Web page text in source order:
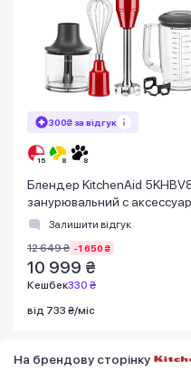
300₴ за відгук
Блендер KitchenAid
занурювальний с
червоний
Залишити відгук
12 649 ₴ -1 650 ₴
10 999 ₴
Кешбек330 ₴
від 733 ₴/міс
На брендову сторінку